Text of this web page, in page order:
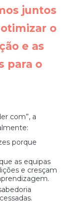
juntos
o
e as
para o
com”, a
porque
as equipas
e cresçam